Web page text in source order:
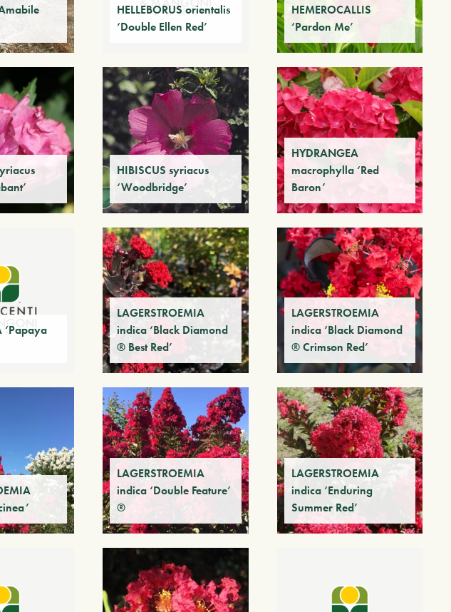
HELLEBORUS orientalis
‘Double Ellen Red’
HEMEROCALLIS
‘Pardon Me’
HIBISCUS syriacus
‘Woodbridge’
HYDRANGEA
macrophylla ‘Red
Baron’
‘Papaya
LAGERSTROEMIA
indica ‘Black Diamond
® Best Red’
LAGERSTROEMIA
indica ‘Black Diamond
® Crimson Red’
LAGERSTROEMIA
indica ‘Double Feature’
®
LAGERSTROEMIA
indica ‘Enduring
Summer Red’